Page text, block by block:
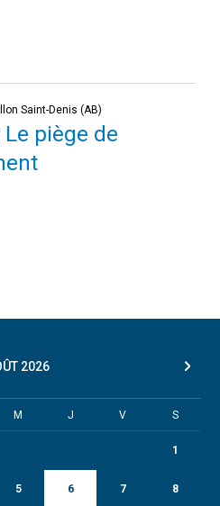
Saint-Denis (AB)
piège de
2026
M J V S
1
5 6 7 8